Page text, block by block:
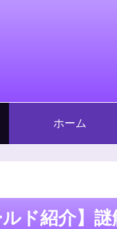
ホーム
ルド紹介】